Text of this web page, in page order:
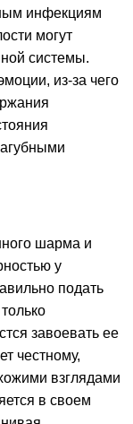
инфекциям
могут
системы.
из-за чего
шарма и
у
подать
завоевать ее
честному,
взглядами
в своем